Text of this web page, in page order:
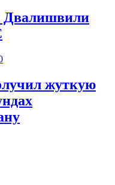
Двалишвили
жуткую